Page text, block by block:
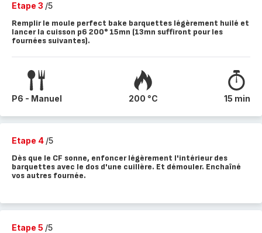
Etape 3 /5
Remplir le moule perfect bake barquettes légèrement huilé et
lancer la cuisson p6 200° 15mn (13mn suffiront pour les
fournées suivantes).
P6 - Manuel 200 °C 15 min
Etape 4 /5
Dès que le CF sonne, enfoncer légèrement l'intérieur des
barquettes avec le dos d'une cuillère. Et démouler. Enchaîné
vos autres fournée.
Etape 5 /5